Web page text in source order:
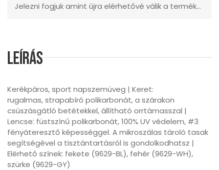
Jelezni fogjuk amint újra elérhetővé válik a termék...
Leírás
Kerékpáros, sport napszemüveg | Keret:
rugalmas, strapabíró polikarbonát, a szárakon
csúszásgátló betétekkel, állítható orrtámasszal |
Lencse: füstszínű polikarbonát, 100% UV védelem, #3
fényáteresztő képességgel. A mikroszálas tároló tasak
segítségével a tisztántartásról is gondolkodhatsz |
Elérhető színek: fekete (9629-BL), fehér (9629-WH),
szürke (9629-GY)